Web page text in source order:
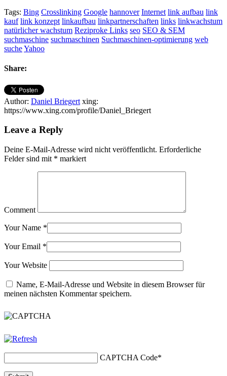
Tags: Bing Crosslinking Google hannover Internet link aufbau link
kauf link konzept linkaufbau linkpartnerschaften links linkwachstum
natürlicher wachstum Reziproke Links seo SEO & SEM
suchmaschine suchmaschinen Suchmaschinen-optimierung web
sucheYahoo
Share:
Author: Daniel Briegert xing:
https://www.xing.com/profile/Daniel_Briegert
Leave a Reply
Deine E-Mail-Adresse wird nicht veröffentlicht. Erforderliche
Felder sind mit * markiert
Comment
Your Name *
Your Email *
Your Website
Name, E-Mail-Adresse und Website in diesem Browser für
meinen nächsten Kommentar speichern.
CAPTCHA Code*